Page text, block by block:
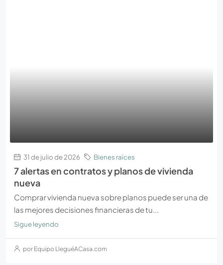
31 de julio de 2026 Bienes raíces
7 alertas en contratos y planos de vivienda
nueva
Comprar vivienda nueva sobre planos puede ser una de
las mejores decisiones financieras de tu...
Sigue leyendo
por Equipo LleguéACasa.com